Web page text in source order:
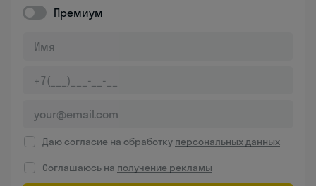
Премиум
Даю согласие на обработку персональных данных
Соглашаюсь на получение рекламы